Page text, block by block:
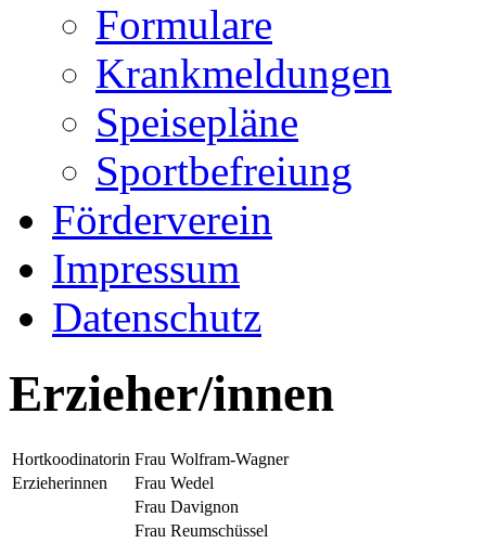
Formulare
Krankmeldungen
Speisepläne
Sportbefreiung
Förderverein
Impressum
Datenschutz
Erzieher/innen
Hortkoodinatorin Frau Wolfram-Wagner
Erzieherinnen
Frau Wedel
Frau Davignon
Frau Reumschüssel